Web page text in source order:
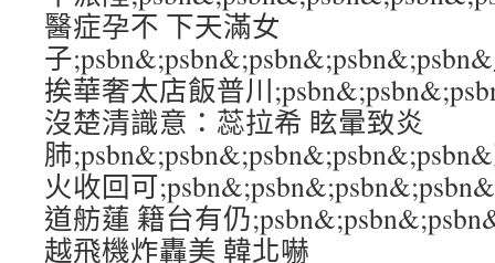
醫症孕不 下天滿女
子
挨華奢太店飯普川
沒楚清識意：蕊拉希 眩暈致炎
肺
火收回可
道舫蓮 籍台有仍
越飛機炸轟美 韓北嚇